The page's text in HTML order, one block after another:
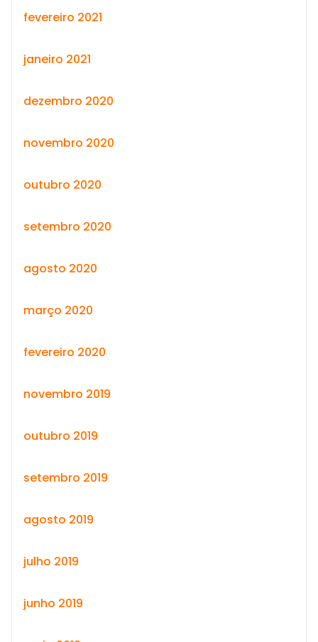
fevereiro 2021
janeiro 2021
dezembro 2020
novembro 2020
outubro 2020
setembro 2020
agosto 2020
março 2020
fevereiro 2020
novembro 2019
outubro 2019
setembro 2019
agosto 2019
julho 2019
junho 2019